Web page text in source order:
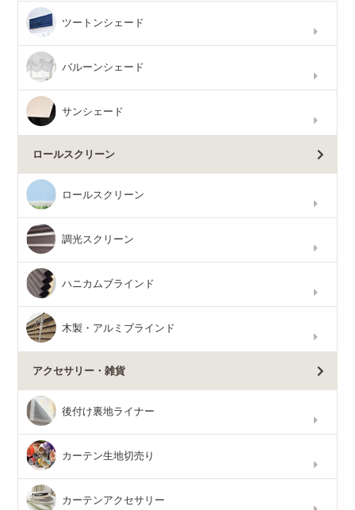
ツートンシェード
バルーンシェード
サンシェード
ロールスクリーン
ロールスクリーン
調光スクリーン
ハニカムブラインド
木製・アルミブラインド
アクセサリー・雑貨
後付け裏地ライナー
カーテン生地切売り
カーテンアクセサリー